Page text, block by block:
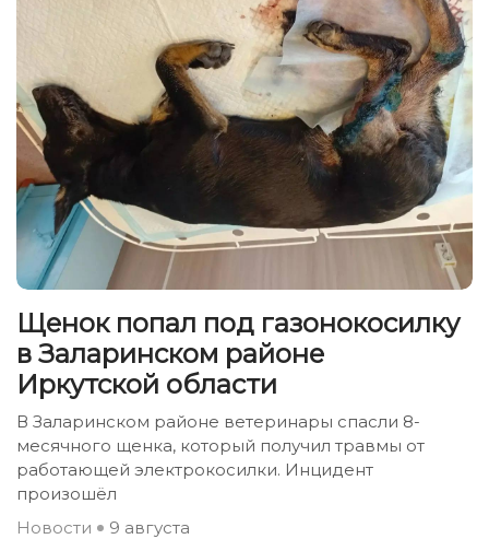
Щенок попал под газонокосилку
в Заларинском районе
Иркутской области
В Заларинском районе ветеринары спасли 8-
месячного щенка, который получил травмы от
работающей электрокосилки. Инцидент
произошёл
Новости
9 августа